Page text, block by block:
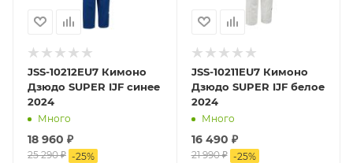
JSS-10212EU7 Кимоно
Дзюдо SUPER IJF синее
2024
Много
18 960 ₽
25 290 ₽ -25%
JSS-10211EU7 Кимоно
Дзюдо SUPER IJF белое
2024
Много
16 490 ₽
21 990 ₽ -25%